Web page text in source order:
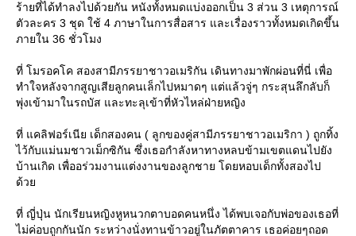
ร้ายที่ได้ทำลงไปด้วยกัน หนังทั้งหมดแบ่งออกเป็น 3 ส่วน 3 เหตุการณ์
ตัวละคร 3 ชุด ใช้ 4 ภาษาในการสื่อสาร และเรื่องราวทั้งหมดเกิดขึ้น
ภายใน 36 ชั่วโมง
ที่ โมรอคโค สองสามีภรรยาชาวอเมริกัน เดินทางมาพักผ่อนที่นี่ เพื่อ
ทำใจหลังจากสูญเสียลูกคนเล็กไปหมาดๆ แต่แล้วจู่ๆ กระสุนลึกลับก็
พุ่งเข้ามาในรถบัส และทะลุเข้าที่หัวไหล่ฝ่ายหญิง
ที่ แคลิฟอร์เนีย เด็กสองคน ( ลูกของคู่สามีภรรยาชาวอเมริกา ) ถูกทิ้ง
ไว้กับแม่นมชาวเม็กซิกัน ซึ่งเธอกำลังหาทางหลบข้ามเขตแดนไปยัง
บ้านเกิด เพื่ออร่วมงานแต่งงานของลูกชาย โดยหอบเด็กทั้งสองไป
ด้ว
ที่ ญี่ปุ่น นักเรียนหญิงหูหนวกตาบอดคนหนึ่ง ได้พบเจอกับพ่อของเธอที่
ไม่ค่อบถูกกันนัก ระหว่างนั่งทานข้าวอยู่ในภัตตาคาร เธอค่อยๆถอด